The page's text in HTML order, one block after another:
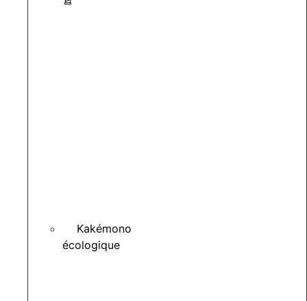
Kakémono
écologique